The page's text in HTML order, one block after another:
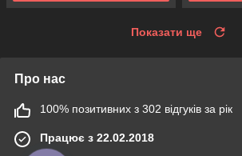
Показати ще
Про нас
100% позитивних з 302 відгуків за рік
Працює з 22.02.2018